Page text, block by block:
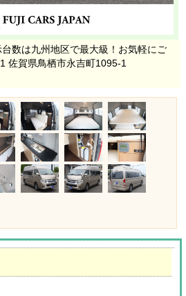
数は九州地区で最大級！お気軽にご
佐賀県鳥栖市永吉町1095-1